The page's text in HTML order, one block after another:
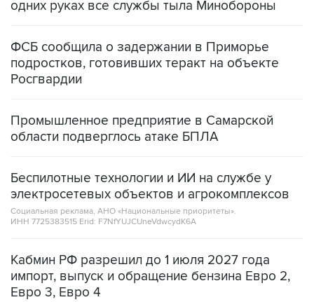
одних руках все службы тыла Минобороны
ФСБ сообщила о задержании в Приморье
подростков, готовивших теракт на объекте
Росгвардии
Промышленное предприятие в Самарской
области подверглось атаке БПЛА
Беспилотные технологии и ИИ на службе у
электросетевых объектов и агрокомплексов
Социальная реклама, АНО «Национальные приоритеты».
ИНН 7725383515 Erid: F7NfYUJCUneVdwcydK6A
Кабмин РФ разрешил до 1 июля 2027 года
импорт, выпуск и обращение бензина Евро 2,
Евро 3, Евро 4